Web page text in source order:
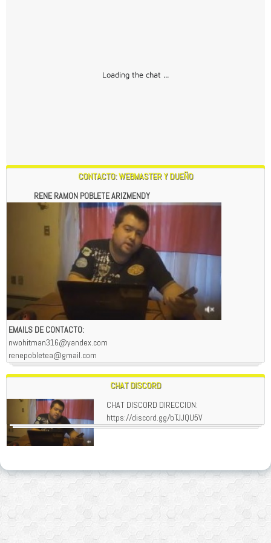
Loading the chat ...
CONTACTO: WEBMASTER Y DUEÑO
RENE RAMON POBLETE ARIZMENDY
EMAILS DE CONTACTO:
nwohitman316@yandex.com
renepobletea@gmail.com
CHAT DISCORD
CHAT DISCORD DIRECCION:
https://discord.gg/bTJJQU5V